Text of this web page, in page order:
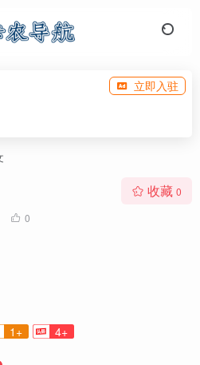
立即入驻
0
收藏 0
1+ 4+